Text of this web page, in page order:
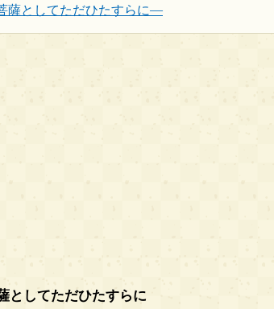
薩としてただひたすらに―
としてただひたすらに